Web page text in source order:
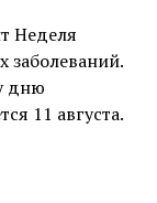
Неделя
заболеваний.
дню
11 августа.